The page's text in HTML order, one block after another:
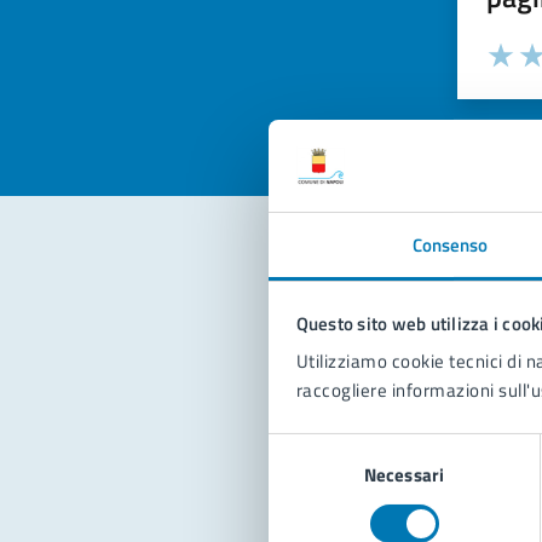
Consenso
Questo sito web utilizza i
Utilizziamo cookie tecnici di
raccogliere informazioni
Necessari
Valuta